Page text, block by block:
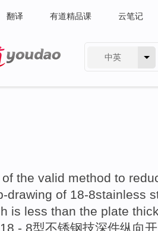
翻译 有道精品课 云笔记
中英
of the valid method to
drawing of 18-8stainless
is less than the plate
- 8型不锈钢技深件纵向